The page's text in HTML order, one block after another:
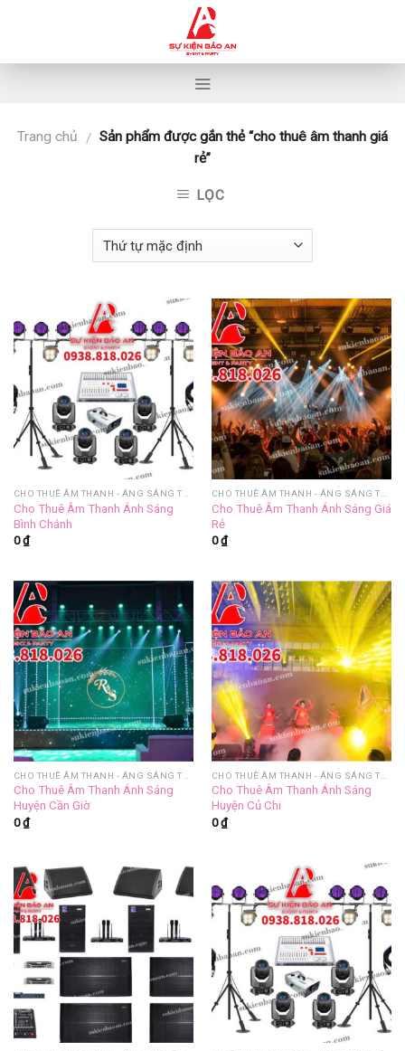
Trang chủ / Sản phẩm được gắn thẻ “cho thuê âm thanh giá
rẻ”
LỌC
Cho Thuê Âm Thanh Ánh Sáng
Bình Chánh
0₫
Cho Thuê Âm Thanh Ánh Sáng Giá
Rẻ
0₫
Cho Thuê Âm Thanh Ánh Sáng
Huyện Cần Giờ
0₫
Cho Thuê Âm Thanh Ánh Sáng
Huyện Củ Chi
0₫